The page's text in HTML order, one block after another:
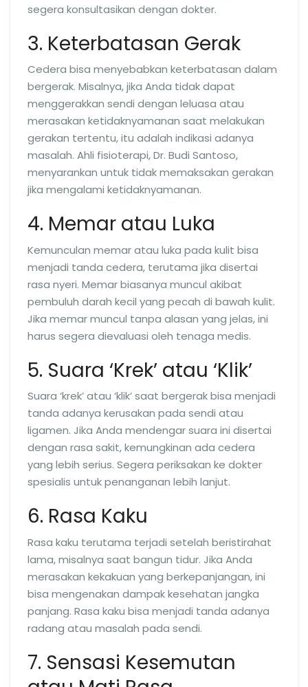
segera konsultasikan dengan dokter.
3. Keterbatasan Gerak
Cedera bisa menyebabkan keterbatasan dalam
bergerak. Misalnya, jika Anda tidak dapat
menggerakkan sendi dengan leluasa atau
merasakan ketidaknyamanan saat melakukan
gerakan tertentu, itu adalah indikasi adanya
masalah. Ahli fisioterapi, Dr. Budi Santoso,
menyarankan untuk tidak memaksakan gerakan
jika mengalami ketidaknyamanan.
4. Memar atau Luka
Kemunculan memar atau luka pada kulit bisa
menjadi tanda cedera, terutama jika disertai
rasa nyeri. Memar biasanya muncul akibat
pembuluh darah kecil yang pecah di bawah kulit.
Jika memar muncul tanpa alasan yang jelas, ini
harus segera dievaluasi oleh tenaga medis.
5. Suara ‘Krek’ atau ‘Klik’
Suara ‘krek’ atau ‘klik’ saat bergerak bisa menjadi
tanda adanya kerusakan pada sendi atau
ligamen. Jika Anda mendengar suara ini disertai
dengan rasa sakit, kemungkinan ada cedera
yang lebih serius. Segera periksakan ke dokter
spesialis untuk penanganan lebih lanjut.
6. Rasa Kaku
Rasa kaku terutama terjadi setelah beristirahat
lama, misalnya saat bangun tidur. Jika Anda
merasakan kekakuan yang berkepanjangan, ini
bisa mengenakan dampak kesehatan jangka
panjang. Rasa kaku bisa menjadi tanda adanya
radang atau masalah pada sendi.
7. Sensasi Kesemutan